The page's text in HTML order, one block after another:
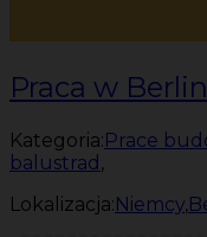
Praca w
Kategoria:Prace
balustrad ,
Lokalizacja:Niemcy,